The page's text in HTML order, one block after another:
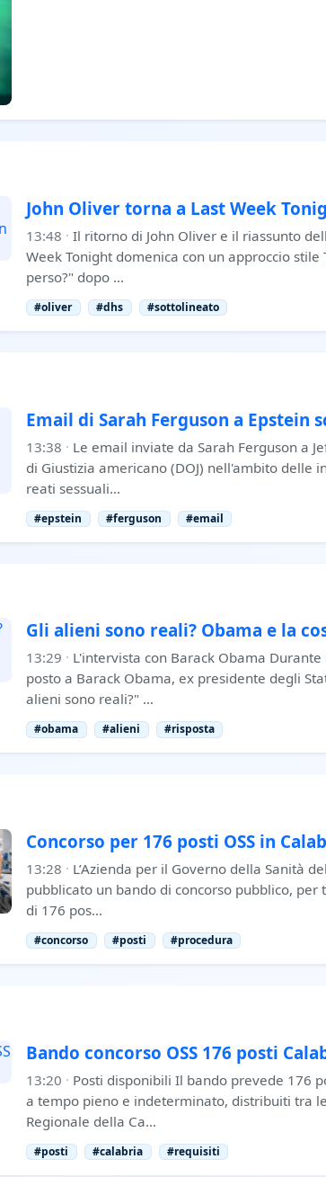
John Oliver torna a Last Week
13:48 · Il ritorno di John Oliver e il riassunto
Week Tonight domenica con un approccio stile
perso?" dopo …
#oliver #dhs #sottolineato
Email di Sarah Ferguson a Epstein
13:38 · Le email inviate da Sarah Ferguson a
di Giustizia americano (DOJ) nell'ambito delle
reati sessuali…
#epstein #ferguson #email
Gli alieni sono reali? Obama e la
13:29 · L'intervista con Barack Obama
posto a Barack Obama, ex presidente degli
alieni sono reali?" …
#obama #alieni #risposta
Concorso per 176 posti OSS in
13:28 · L’Azienda per il Governo della Sanità
pubblicato un bando di concorso pubblico,
di 176 pos…
#concorso #posti #procedura
Bando concorso OSS 176 posti
13:20 · Posti disponibili Il bando prevede 176
a tempo pieno e indeterminato, distribuiti tra
Regionale della Ca…
#posti #calabria #requisiti